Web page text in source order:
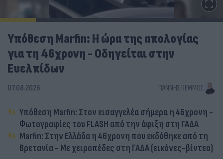
Υπόθεση Marfin: Η ώρα της απολογίας
για τη 46χρονη - Οδηγείται στην
Ευελπίδων
07.08.2026 ΓΙΆΝΝΗΣ ΚΈΜΜΟΣ
Υπόθεση Marfin: Στον εισαγγελέα σήμερα η 46χρονη -
Φωτογραφίες του FLASH από την άφιξη στη ΓΑΔΑ
Marfin: Στην Ελλάδα η 46χρονη που εκδόθηκε από τη
Βρετανία - Με χειροπέδες στη ΓΑΔΑ (εικόνες-βίντεο)